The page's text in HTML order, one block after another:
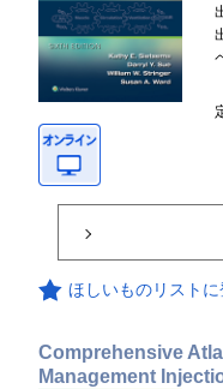
ほしいものリストに
Comprehensive
Management